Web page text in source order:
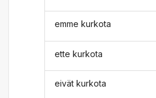
emme kurkota
ette kurkota
eivät kurkota